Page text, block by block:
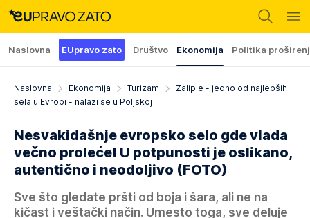
Naslovna EUpravo zato Društvo Ekonomija Politika
Naslovna Ekonomija Turizam
Zalipie - jedno od najlepših
sela u Evropi - nalazi se u Poljskoj
Nesvakidašnje evropsko selo gde vlada
večno proleće! U potpunosti je oslikano,
autentično i neodoljivo (FOTO)
Sve što gledate pršti od boja i šara, ali ne na
kičast i veštački način. Umesto toga, sve deluje